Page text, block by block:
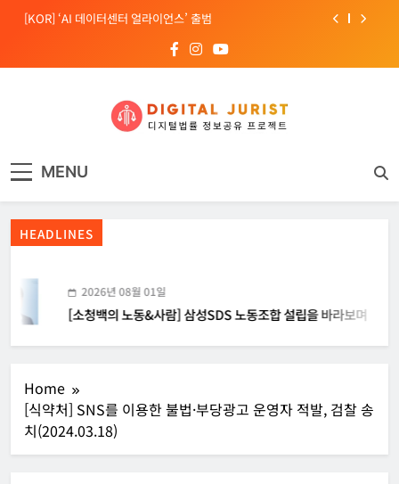
Skip[KOR] ‘AI 데이터센터 얼라이언스’ 출범
[EU] 틱톡의 아동 보호 미흡 관련 예비 조사결과 발표
[Russia] 텔레그램 설립자 파벨 두로프 기소
[KOR] ‘AI 데이터센터 얼라이언스’ 출범
[EU] 틱톡의 아동 보호 미흡 관련 예비 조사결과 발표
MENU
HEADLINES
2026년 08월 01일
[소청백의 노동&사람] 삼성SDS 노동조합 설립을 바라보며
Home
[식약처] SNS를 이용한 불법·부당광고 운영자 적발, 검찰 송
치(2024.03.18)